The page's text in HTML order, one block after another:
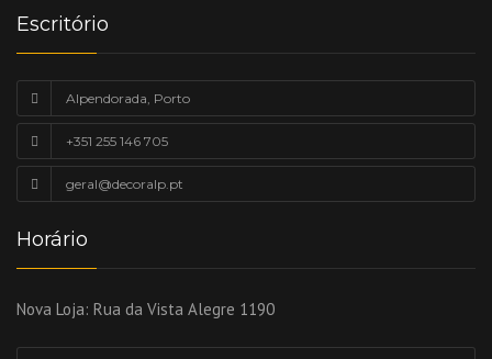
Escritório
Alpendorada, Porto
+351 255 146 705
geral@decoralp.pt
Horário
Nova Loja: Rua da Vista Alegre 1190